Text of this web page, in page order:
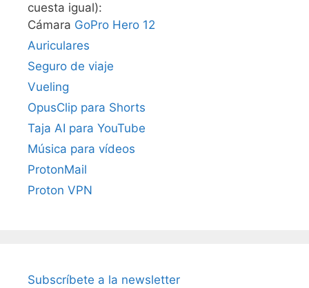
cuesta igual):
Cámara GoPro Hero 12
Auriculares
Seguro de viaje
Vueling
OpusClip para Shorts
Taja AI para YouTube
Música para vídeos
ProtonMail
Proton VPN
Subscríbete a la newsletter